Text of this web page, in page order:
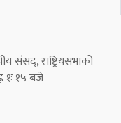
संसद्, राष्ट्रियसभाको
१५ बजे